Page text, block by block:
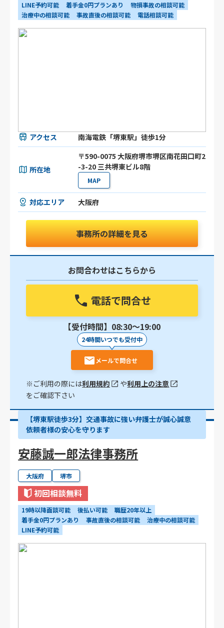
LINE予約可能
着手金0円プランあり
物損事故の相談可能
治療中の相談可能
事故直後の相談可能 電話相談可能
アクセス 南海電鉄「堺東駅」徒歩1分
所在地
〒590-0075 大阪府堺市堺区南花田口町2
-3-20 三共堺東ビル8階
MAP
対応エリア 大阪府
事務所の詳細を見る
お問合わせはこちらから
電話で問合せ
【受付時間】08:30〜19:00
24時間いつでも受付中
メールで問合せ
※ご利用の際には利用規約 や利用上の注意
をご確認下さい
【堺東駅徒歩3分】交通事故に強い弁護士が誠心誠意
依頼者様の安心を守ります
安藤誠一郎法律事務所
大阪府 堺市
初回相談無料
19時以降面談可能 後払い可能
職歴20年以上
着手金0円プランあり
事故直後の相談可能
治療中の相談可能
LINE予約可能